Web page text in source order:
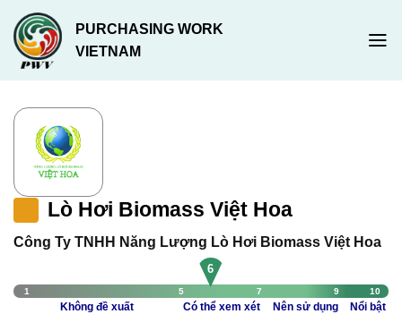
Chuyển
đến
nội
dung
PURCHASING WORK
VIETNAM
Lò Hơi Biomass Việt Hoa
Công Ty TNHH Năng Lượng Lò Hơi Biomass Việt Hoa
1 5 7 9 10
Không đề xuất Có thể xem xét Nên sử dụng Nổi bật
6